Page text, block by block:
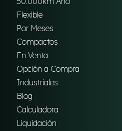
Flexible
Por Meses
Compactos
En Venta
Opción a Compra
Industriales
Blog
Calculadora
Liquidación